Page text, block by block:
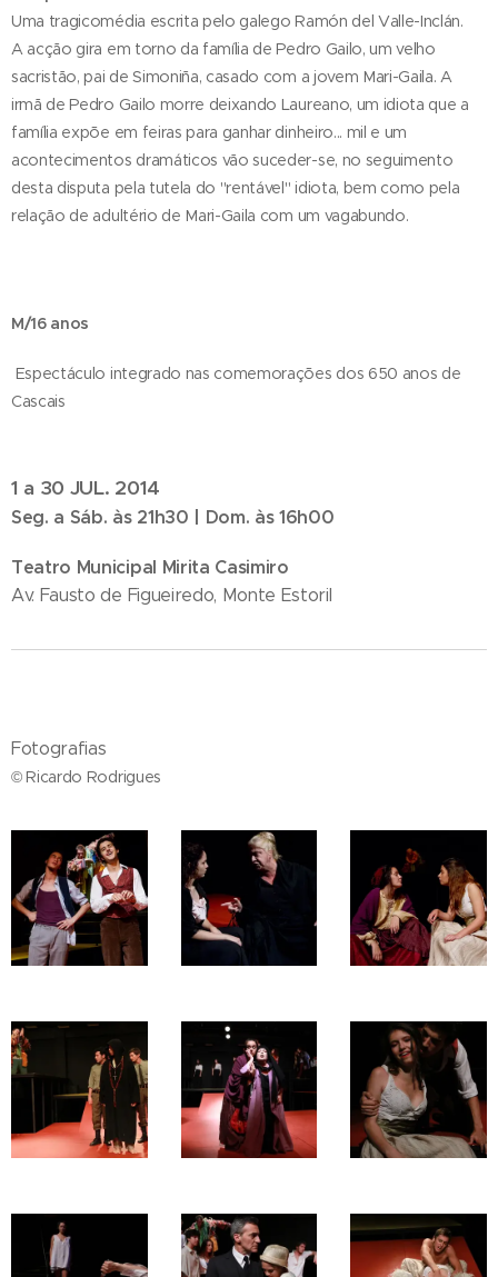
Uma tragicomédia escrita pelo galego Ramón del Valle-Inclán.
A acção gira em torno da família de Pedro Gailo, um velho
sacristão, pai de Simoniña, casado com a jovem Mari-Gaila. A
irmã de Pedro Gailo morre deixando Laureano, um idiota que a
família expõe em feiras para ganhar dinheiro... mil e um
acontecimentos dramáticos vão suceder-se, no seguimento
desta disputa pela tutela do "rentável" idiota, bem como pela
relação de adultério de Mari-Gaila com um vagabundo.
M/16 anos
Espectáculo integrado nas comemorações dos 650 anos de
Cascais
1 a 30 JUL. 2014
Seg. a Sáb. às 21h30 | Dom. às 16h00
Teatro Municipal Mirita Casimiro
Av. Fausto de Figueiredo, Monte Estoril
Fotografias
© Ricardo Rodrigues